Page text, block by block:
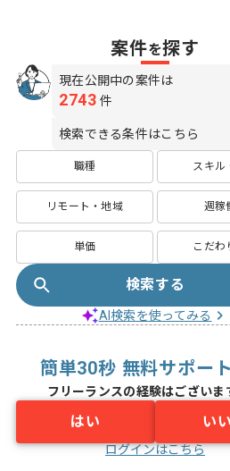
案件を探す
現在公開中の案件は
2743 件
検索できる条件はこちら
職種 スキル
リモート・地域 週稼
単価 こだわ
検索する
AI検索を使ってみる
簡単30秒 無料サポー
フリーランスの経験はございま
はい い
ログインはこちら